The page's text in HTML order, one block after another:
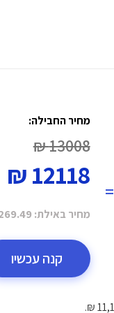
=
מחיר החבילה:
13008 ₪
12118 ₪
מחיר באילת: ₪
קנה עכשיו